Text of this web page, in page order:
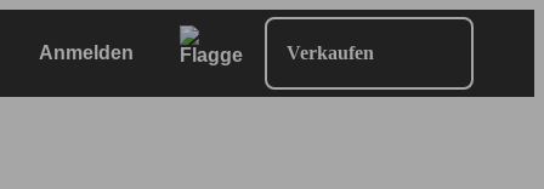
Anmelden Verkaufen